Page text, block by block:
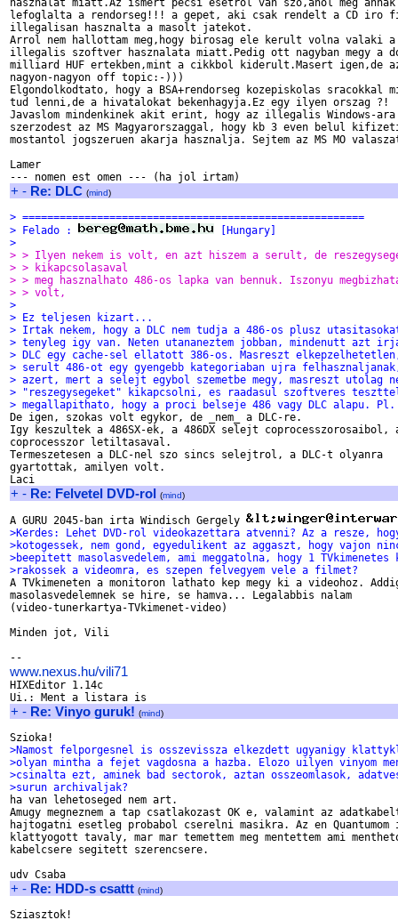
hasznalat miatt.Az ismert pecsi esetrol van szo,ahol meg
lefoglalta a rendorseg!!! a gepet, aki csak rendelt a CD iro
illegalisan hasznalta a masolt jatekot.
Arrol nem hallottam meg,hogy birosag ele kerult volna valaki a
illegalis szoftver hasznalata miatt.Pedig ott nagyban megy a
milliard HUF ertekben,mint a cikkbol kiderult.Masert igen,de
nagyon-nagyon off topic:-)))
Elgondolkodtato, hogy a BSA+rendorseg kozepiskolas sracokkal
tud lenni,de a hivatalokat bekenhagyja.Ez egy ilyen orszag ?!
Javaslom mindenkinek akit erint, hogy az illegalis Windows-ara
szerzodest az MS Magyarorszaggal, hogy kb 3 even belul
mostantol jogszeruen akarja hasznalja. Sejtem az MS MO
Lamer
+ - Re: DLC (mind)
> =======================================================
> Felado :
[Hungary]
>
> > Ilyen nekem is volt, en azt hiszem a serult, de
> > kikapcsolasaval
> > meg hasznalhato 486-os lapka van bennuk. Iszonyu
> > volt,
>
> Ez teljesen kizart...
> Irtak nekem, hogy a DLC nem tudja a 486-os plusz
> tenyleg igy van. Neten utananeztem jobban, mindenutt azt
> DLC egy cache-sel ellatott 386-os. Masreszt
> serult 486-ot egy gyengebb kategoriaban ujra
> azert, mert a selejt egybol szemetbe megy, masreszt utolag
> "reszegysegeket" kikapcsolni, es raadasul szoftveres teszttel
> megallapithato, hogy a proci belseje 486 vagy DLC alapu.
De igen, szokas volt egykor, de _nem_ a DLC-re.
Igy keszultek a 486SX-ek, a 486DX selejt coprocesszorosaibol,
coprocesszor letiltasaval.
Termeszetesen a DLC-nel szo sincs selejtrol, a DLC-t olyanra
gyartottak, amilyen volt.
+ - Re: Felvetel DVD-rol (mind)
A GURU 2045-ban irta Windisch Gergely
>Kerdes: Lehet DVD-rol videokazettara atvenni? Az a resze,
>kotogessek, nem gond, egyedulikent az aggaszt, hogy vajon
>beepitett masolasvedelem, ami meggatolna, hogy 1
>rakossek a videomra, es szepen felvegyem vele a filmet?
A TVkimeneten a monitoron lathato kep megy ki a videohoz.
masolasvedelemnek se hire, se hamva... Legalabbis nalam
(video-tunerkartya-TVkimenet-video)
Minden jot, Vili
www.nexus.hu/vili71
HIXEditor 1.14c
+ - Re: Vinyo guruk! (mind)
>Namost felporgesnel is osszevissza elkezdett ugyanigy
>olyan mintha a fejet vagdosna a hazba. Elozo uilyen vinyom
>csinalta ezt, aminek bad sectorok, aztan osszeomlasok,
>surun archivaljak?
ha van lehetoseged nem art.
Amugy megneznem a tap csatlakozast OK e, valamint az
hajtogatni esetleg probabol cserelni masikra. Az en
klattyogott tavaly, mar mar temettem meg mentettem ami
kabelcsere segitett szerencsere.
+ - Re: HDD-s csattt (mind)